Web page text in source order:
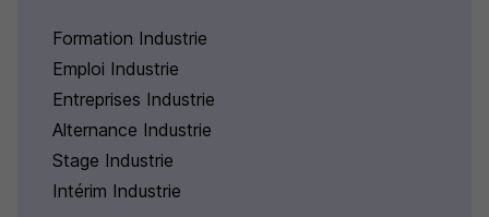
Formation Industrie
Emploi Industrie
Entreprises Industrie
Alternance Industrie
Stage Industrie
Intérim Industrie